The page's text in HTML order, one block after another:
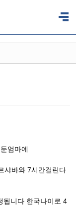
엄마에
샤바와 7시간걸린다
됩니다 한국나이로 4